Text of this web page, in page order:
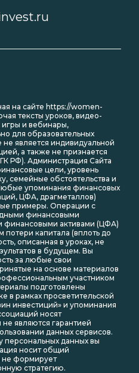
на сайте https://women-
тексты уроков, видео-
игры и вебинары,
для образовательных
является индивидуальной
а также не признается
РФ). Администрация Сайта
цели, уровень
семейные обстоятельства и
упоминания финансовых
ЦФА, драгметаллов)
примеры. Операции с
финансовыми
финансовыми активами (ЦФА)
капитала (вплоть до
описанная в уроках, не
в будущем. Вы
за любые свои
на основе материалов
участником
подготовлены
в рамках просветительской
инвестиций» и упоминания
носят
являются гарантией
данных сервисов.
персональных данных вы
носит общий
не формирует
стратегию.